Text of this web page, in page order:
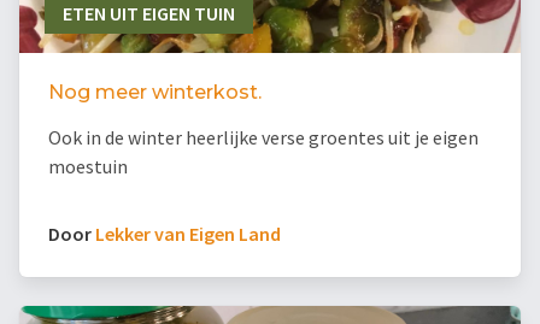
ETEN UIT EIGEN TUIN
Nog meer winterkost.
Ook in de winter heerlijke verse groentes uit je eigen
moestuin
Door Lekker van Eigen Land